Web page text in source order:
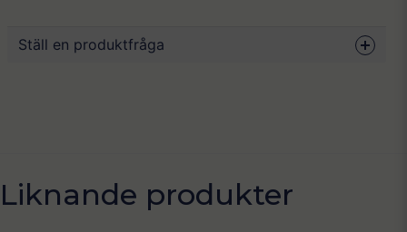
organiserade och lättillgängliga. Den praktiska
köket.
Ställ en produktfråga
name
Namn
Liknande produkter